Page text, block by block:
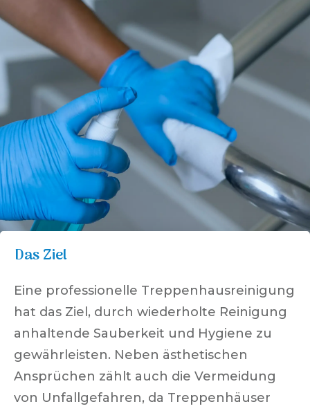
Das Ziel
Eine professionelle Treppenhausreinigung
hat das Ziel, durch wiederholte Reinigung
anhaltende Sauberkeit und Hygiene zu
gewährleisten. Neben ästhetischen
Ansprüchen zählt auch die Vermeidung
von Unfallgefahren, da Treppenhäuser